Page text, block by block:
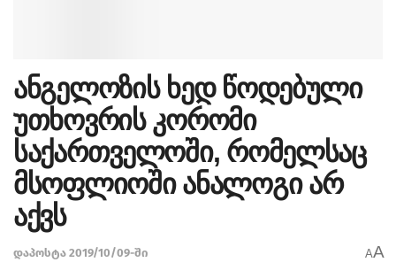
ანგელოზის ხედ წოდებული
უთხოვრის კორომი
საქართველოში, რომელსაც
მსოფლიოში ანალოგი არ
აქვს
დაპოსტა 2019/10/09-ში AA